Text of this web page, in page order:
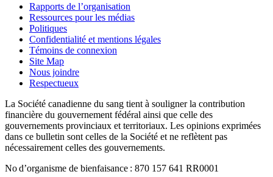
Rapports de l’organisation
Ressources pour les médias
Politiques
Confidentialité et mentions légales
Témoins de connexion
Site Map
Nous joindre
Respectueux
La Société canadienne du sang tient à souligner la contribution
financière du gouvernement fédéral ainsi que celle des
gouvernements provinciaux et territoriaux. Les opinions exprimées
dans ce bulletin sont celles de la Société et ne reflètent pas
nécessairement celles des gouvernements.
No d’organisme de bienfaisance : 870 157 641 RR0001